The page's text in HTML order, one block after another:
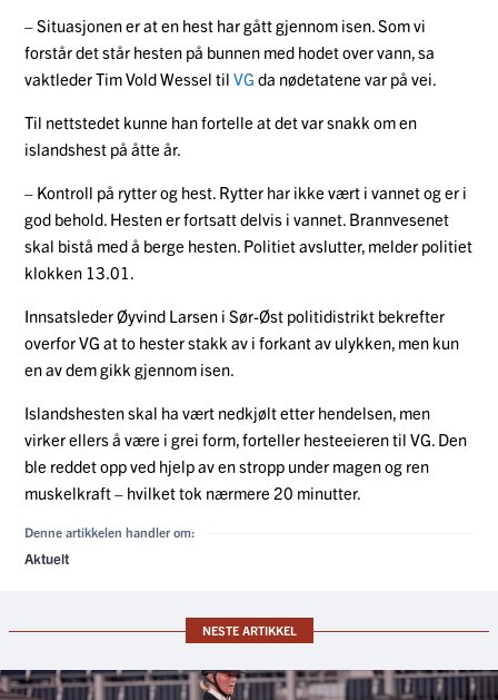
– Situasjonen er at en hest har gått gjennom isen. Som vi
forstår det står hesten på bunnen med hodet over vann, sa
vaktleder Tim Vold Wessel til VG da nødetatene var på vei.
Til nettstedet kunne han fortelle at det var snakk om en
islandshest på åtte år.
– Kontroll på rytter og hest. Rytter har ikke vært i vannet og er i
god behold. Hesten er fortsatt delvis i vannet. Brannvesenet
skal bistå med å berge hesten. Politiet avslutter, melder politiet
klokken 13.01.
Innsatsleder Øyvind Larsen i Sør-Øst politidistrikt bekrefter
overfor VG at to hester stakk av i forkant av ulykken, men kun
en av dem gikk gjennom isen.
Islandshesten skal ha vært nedkjølt etter hendelsen, men
virker ellers å være i grei form, forteller hesteeieren til VG. Den
ble reddet opp ved hjelp av en stropp under magen og ren
muskelkraft – hvilket tok nærmere 20 minutter.
Denne artikkelen handler om:
Aktuelt
NESTE ARTIKKEL